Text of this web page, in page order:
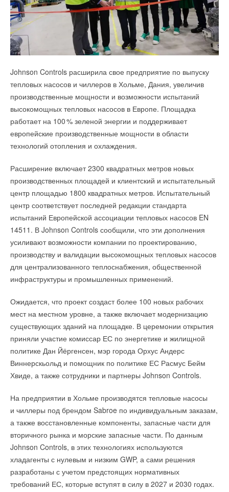
Johnson Controls расширила свое предприятие по выпуску
тепловых насосов и чиллеров в Хольме, Дания, увеличив
производственные мощности и возможности испытаний
высокомощных тепловых насосов в Европе. Площадка
работает на 100% зеленой энергии и поддерживает
европейские производственные мощности в области
технологий отопления и охлаждения.
Расширение включает 2300 квадратных метров новых
производственных площадей и клиентский и испытательный
центр площадью 1800 квадратных метров. Испытательный
центр соответствует последней редакции стандарта
испытаний Европейской ассоциации тепловых насосов EN
14511. В Johnson Controls сообщили, что эти дополнения
усиливают возможности компании по проектированию,
производству и валидации высокомощных тепловых насосов
для централизованного теплоснабжения, общественной
инфраструктуры и промышленных применений.
Ожидается, что проект создаст более 100 новых рабочих
мест на местном уровне, а также включает модернизацию
существующих зданий на площадке. В церемонии открытия
приняли участие комиссар ЕС по энергетике и жилищной
политике Дан Йёргенсен, мэр города Орхус Андерс
Виннерскьольд и помощник по политике ЕС Расмус Бейм
Хвиде, а также сотрудники и партнеры Johnson Controls.
На предприятии в Хольме производятся тепловые насосы
и чиллеры под брендом Sabroe по индивидуальным заказам,
а также восстановленные компоненты, запасные части для
вторичного рынка и морские запасные части. По данным
Johnson Controls, в этих технологиях используются
хладагенты с нулевым и низким GWP, а сами решения
разработаны с учетом предстоящих нормативных
требований ЕС, которые вступят в силу в 2027 и 2030 годах.
Международная выставка энергетического оборудования для
теплоснабжения и электрогенерацииТепло и Энергетика
в выставочном комплексе «Тимирязев Центр», зале
Чаянов. За пять лет проведения мероприятие стало важной
площадкой для профессионального диалога, презентации
инновационных решений и выработки стратегий развития
отрасли.
В числетематических направлений выставки
тепловых пунктов, автономных энергоцентров, ТЭЦ и ТЭС,
а также системы бесперебойного энергоснабжения, включая
технологические решения для обеспечения стабильной
подачи энергии в удалённых и труднодоступных регионах.
Экспозициявыставки 2026 года объединит ведущих
производителей и интеграторов изРоссии, Республики
Беларусь, Ирана, Индонезии, Китая и Турции. Выставка
станет платформой для демонстрации последних
разработок и инноваций в области теплоэнергетики,
и цифровизации отрасли, а также предоставит уникальные
возможности для установления и развития
профессиональных контактов, обсуждения актуальных
вызовов и стратегий роста сектора.
Среди участников выставки: «Дорогобужкотломаш», «Норд
котельный завод», «Ростовский котельный завод Teplofor»,
Энерготехмонтаж», «Завод горелочного оборудования»,
«Термогаз», «ЭксЭко», «Татнефть-Пресскомпозит», «ТЕД
Газовые системы», «Теплообмен», «Термобрест»,
«Универсальные контроллеры», «Термафлекс изоляция»,
«Техномаш», «Энерготех», «Паровые турбины и сервис
Циннен», «Энстром», «Технокерамика», «Хайтед Энерджи»,
Deaerator, Raadman, PT Maxxtec Teknologi Indonesia,
«Волжский завод газовых генераторов», «Промвентхолод»
климатического оборудования FUNAI и содержит ключевую
информацию для специалистов и частных пользователей.
Среди основных возможностей сайта можно отметить:
• Подробные разделы по модельным рядам и типам
• Наглядное представление основных характеристик и
• Развёрнутые описания и спецификации для подготовки
коммерческих предложений и проектов.
• Адаптивный интерфейс для компьютеров, планшетов и
смартфонов.
→
Новинка — приточная вентиляционная установка ZILON
НОВОСТИ СОК 6 АВГУСТА 2026
→
Видео-интервью и репортажи с выставок Aquaflame и
AIRVent
НОВОСТИ СОК 4 МАРТА 2026
→ Чиллеры Hisense: опыт и инновации
→
Кондиционеры FUNAI теперь работают в системе Умный
дом